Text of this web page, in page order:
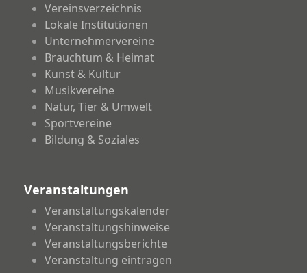
Vereinsverzeichnis
Lokale Institutionen
Unternehmervereine
Brauchtum & Heimat
Kunst & Kultur
Musikvereine
Natur, Tier & Umwelt
Sportvereine
Bildung & Soziales
Veranstaltungen
Veranstaltungskalender
Veranstaltungshinweise
Veranstaltungsberichte
Veranstaltung eintragen